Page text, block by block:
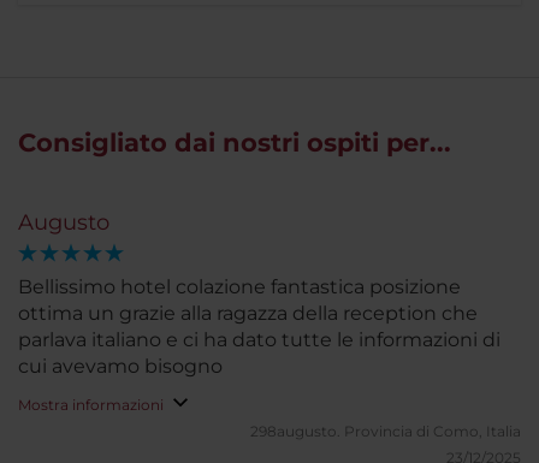
Consigliato dai nostri ospiti per...
Augusto
Bellissimo hotel colazione fantastica posizione
ottima un grazie alla ragazza della reception che
parlava italiano e ci ha dato tutte le informazioni di
cui avevamo bisogno
Mostra informazioni
298augusto.
Provincia di Como, Italia
23/12/2025